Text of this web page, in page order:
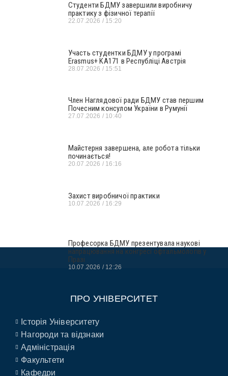
Студенти БДМУ завершили виробничу
практику з фізичної терапії
22.07.2026 15:20
Участь студентки БДМУ у програмі
Erasmus+ KA171 в Республіці Австрія
28.07.2026 15:51
Член Наглядової ради БДМУ став першим
Почесним консулом України в Румунії
27.07.2026 10:40
Майстерня завершена, але робота тільки
починається!
20.07.2026 16:16
Захист виробничої практики
10.07.2026 16:29
Професорка БДМУ презентувала наукові
напрацювання на конгресі офтальмологів у
Празі
10.07.2026 12:26
ПРО УНІВЕРСИТЕТ
Історія Університету
Нагороди та відзнаки
Адміністрація
Факультети
Кафедри